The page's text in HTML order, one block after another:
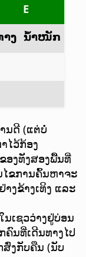
E
ງ ນ້ຳໜັກ
ນດີ (ແຕ່ບໍ່
ໄວ້ກ້ອງ
ອງທັງສອງພື້ນທີ່
ໄຂການຄົ້ນຫາຈະ
ງຂ້າງເທິງ ແລະ
ນເຊວວ່າງຢູ່ບ່ອນ
ຄົນທີ່ເດີນທາງໄປ
ສົ່ງກັບຄືນ (ນັບ